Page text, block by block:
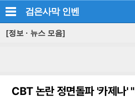
검은사막 인벤
[정보 · 뉴스 모음]
CBT 논란 정면돌파 '카제나'